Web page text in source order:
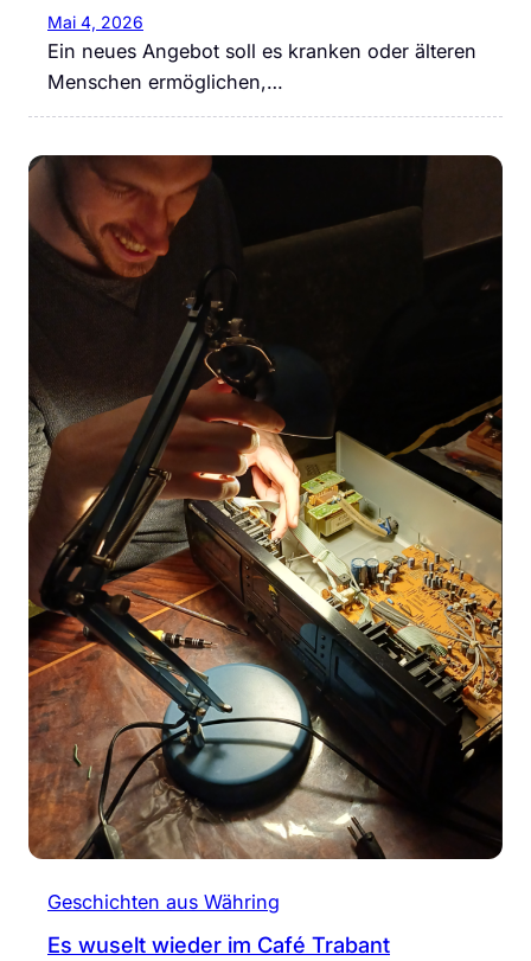
Mai 4, 2026
Ein neues Angebot soll es kranken oder älteren
Menschen ermöglichen,…
Geschichten aus Währing
Es wuselt wieder im Café Trabant